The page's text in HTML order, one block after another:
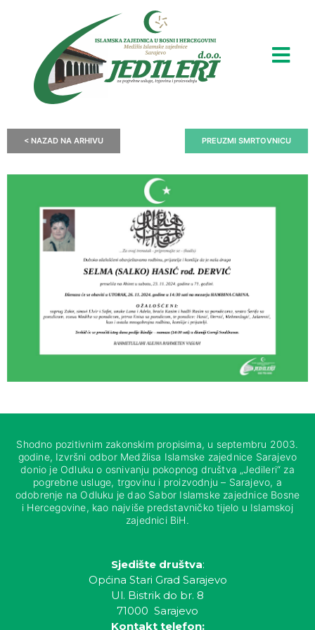
< NAZAD NA ARHIVU PREUZMI SMRTOVNICU
Shodno pozitivnim zakonskim propisima, u septembru 2003.
godine, Izvršni odbor Medžlisa Islamske zajednice Sarajevo
donio je Odluku o osnivanju pokopnog društva „Jedileri“ za
pogrebne usluge, trgovinu i proizvodnju – Sarajevo, a
odobrenje na Odluku je dao Sabor Islamske zajednice Bosne
i Hercegovine, kao najviše predstavničko tijelo u Islamskoj
zajednici BiH.
Sjedište društva:
Općina Stari Grad Sarajevo
Ul. Bistrik do br. 8
71000 Sarajevo
Kontakt telefon: